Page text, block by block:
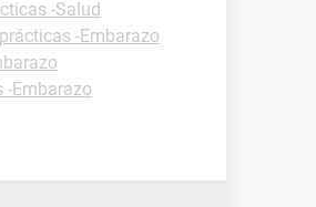
-Salud
-Embarazo
-Embarazo